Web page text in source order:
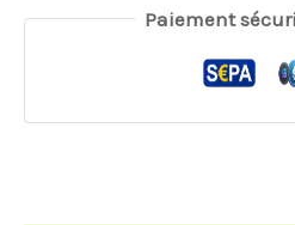
Paiement